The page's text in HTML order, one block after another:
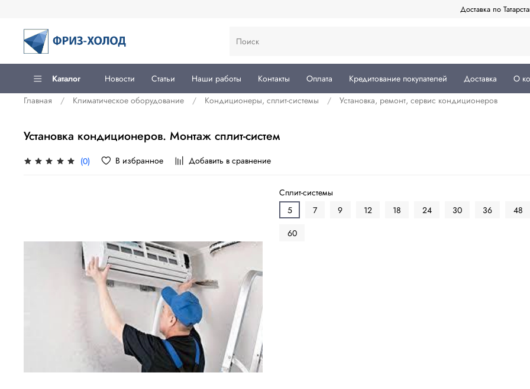
Доставка по
Каталог Новости Статьи Наши работы Контакты Оплата Кредитование покупателей Доставка О
Главная
Климатическое оборудование Кондиционеры, сплит-системы Установка, ремонт, сервис кондиционеров
Установка кондиционеров. Монтаж сплит-систем
(0) В избранное Добавить в сравнение
Сплит-системы
5
7 9 12 18 24 30 36
48
60